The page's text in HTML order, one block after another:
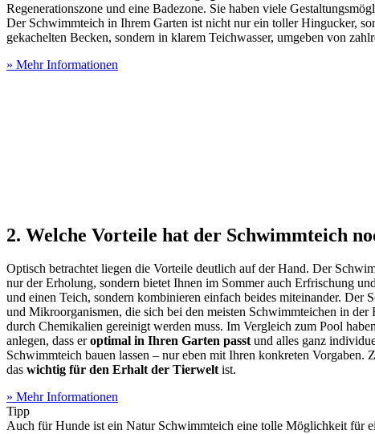
Regenerationszone und eine Badezone. Sie haben viele
Der Schwimmteich in Ihrem Garten ist nicht nur ein toller Hingucker,
gekachelten Becken, sondern in klarem Teichwasser, umgeben von
» Mehr Informationen
2. Welche Vorteile hat der Schwimmteich
Optisch betrachtet liegen die Vorteile deutlich auf der Hand. Der
nur der Erholung, sondern bietet Ihnen im Sommer auch Erfrischung
und einen Teich, sondern kombinieren einfach beides miteinander.
und Mikroorganismen, die sich bei den meisten Schwimmteichen in
durch Chemikalien gereinigt werden muss. Im Vergleich zum Pool
anlegen, dass eroptimal in Ihren Garten passtund alles ganz
Schwimmteich bauen lassen – nur eben mit Ihren konkreten
das wichtig für den Erhalt der Tierweltist.
» Mehr Informationen
Tipp
Auch für Hunde ist ein Natur Schwimmteich eine tolle Möglichkeit für